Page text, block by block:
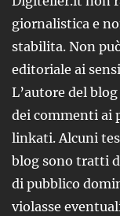
giornalistica e
stabilita. Non
editoriale ai
L’autore del
dei commenti ai
linkati. Alcuni
blog sono tratti
di pubblico
violasse